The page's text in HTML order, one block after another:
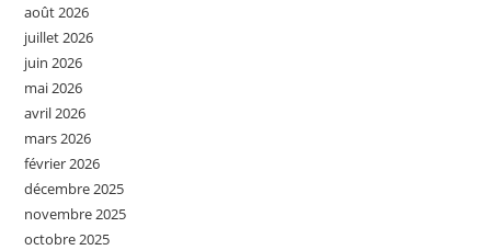
août 2026
juillet 2026
juin 2026
mai 2026
avril 2026
mars 2026
février 2026
décembre 2025
novembre 2025
octobre 2025